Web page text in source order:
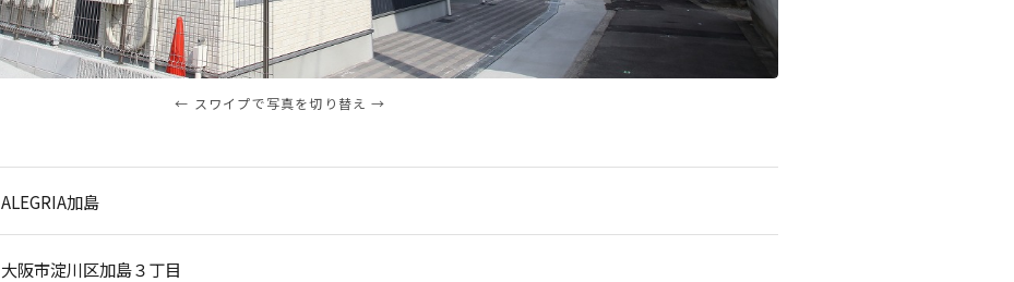
← スワイプで写真を切り替え →
ALEGRIA加島
大阪市淀川区加島３丁目